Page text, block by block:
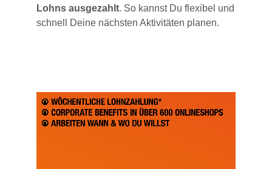
Lohns ausgezahlt. So kannst Du flexibel und
schnell Deine nächsten Aktivitäten planen.